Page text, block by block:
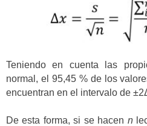
Teniendo en cuenta las
normal, el 95,45 % de los
encuentran en el intervalo de
De esta forma, si se hacen n